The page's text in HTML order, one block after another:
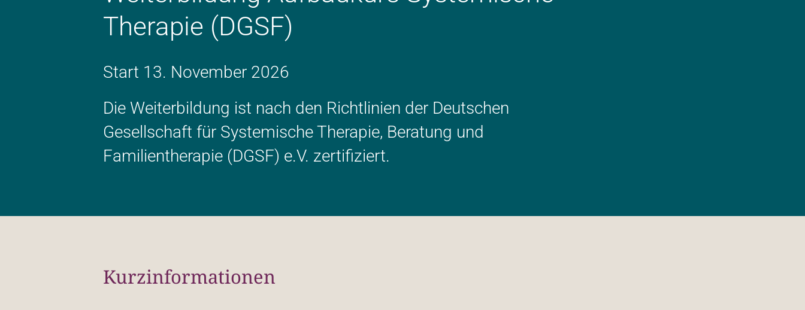
Therapie (DGSF)
Start 13. November 2026
Die Weiterbildung ist nach den Richtlinien der Deutschen
Gesellschaft für Systemische Therapie, Beratung und
Familientherapie (DGSF) e.V. zertifiziert.
Kurzinformationen